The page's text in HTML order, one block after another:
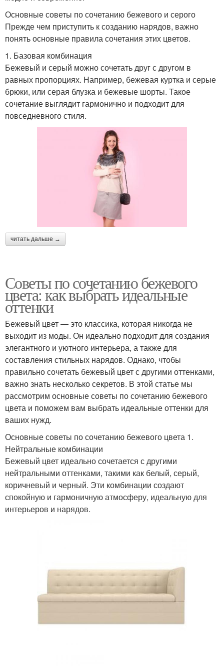
Основные советы по сочетанию бежевого и серого
Прежде чем приступить к созданию нарядов, важно
понять основные правила сочетания этих цветов.
1. Базовая комбинация
Бежевый и серый можно сочетать друг с другом в
равных пропорциях. Например, бежевая куртка и серые
брюки, или серая блузка и бежевые шорты. Такое
сочетание выглядит гармонично и подходит для
повседневного стиля.
читать дальше →
Советы по сочетанию бежевого
цвета: как выбрать идеальные
оттенки
Бежевый цвет — это классика, которая никогда не
выходит из моды. Он идеально подходит для создания
элегантного и уютного интерьера, а также для
составления стильных нарядов. Однако, чтобы
правильно сочетать бежевый цвет с другими оттенками,
важно знать несколько секретов. В этой статье мы
рассмотрим основные советы по сочетанию бежевого
цвета и поможем вам выбрать идеальные оттенки для
ваших нужд.
Основные советы по сочетанию бежевого цвета 1.
Нейтральные комбинации
Бежевый цвет идеально сочетается с другими
нейтральными оттенками, такими как белый, серый,
коричневый и черный. Эти комбинации создают
спокойную и гармоничную атмосферу, идеальную для
интерьеров и нарядов.